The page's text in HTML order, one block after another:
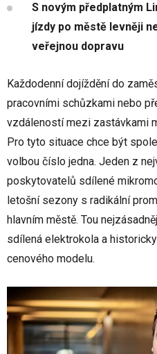
S novým předplatným
jízdy po městě levněji
veřejnou dopravu
Každodenní dojíždění do
pracovními schůzkami nebo
vzdáleností mezi zastávkami
Pro tyto situace chce být
volbou číslo jedna. Jeden z
poskytovatelů sdílené
letošní sezony s radikální
hlavním městě. Tou
sdílená elektrokola a
cenového modelu.